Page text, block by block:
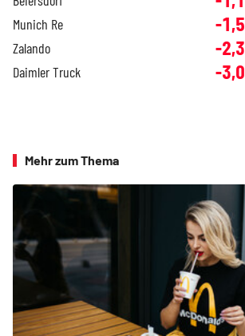
Munich Re -
Zalando -
Daimler Truck -
Mehr zum Thema